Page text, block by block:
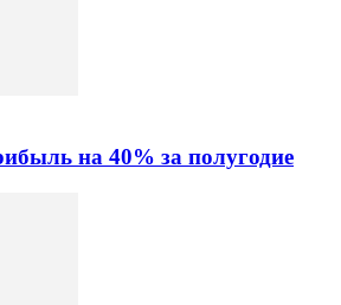
на 40% за полугодие